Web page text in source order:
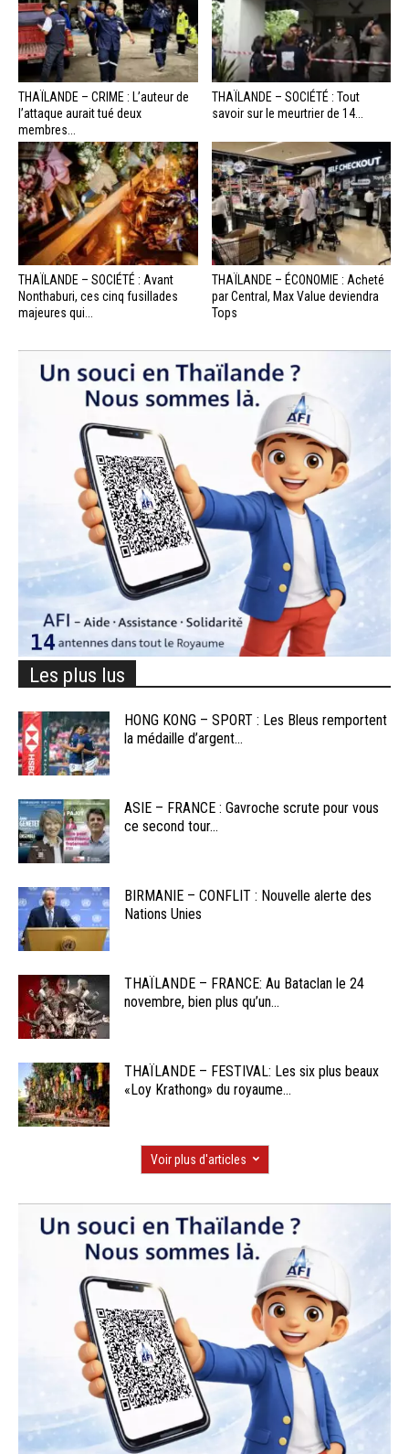
THAÏLANDE – CRIME : L’auteur de
l’attaque aurait tué deux
membres...
THAÏLANDE – SOCIÉTÉ : Tout
savoir sur le meurtrier de 14...
THAÏLANDE – SOCIÉTÉ : Avant
Nonthaburi, ces cinq fusillades
majeures qui...
THAÏLANDE – ÉCONOMIE : Acheté
par Central, Max Value deviendra
Tops
Les plus lus
HONG KONG – SPORT : Les Bleus remportent
la médaille d’argent...
ASIE – FRANCE : Gavroche scrute pour vous
ce second tour...
BIRMANIE – CONFLIT : Nouvelle alerte des
Nations Unies
THAÏLANDE – FRANCE: Au Bataclan le 24
novembre, bien plus qu’un...
THAÏLANDE – FESTIVAL: Les six plus beaux
«Loy Krathong» du royaume...
Voir plus d'articles